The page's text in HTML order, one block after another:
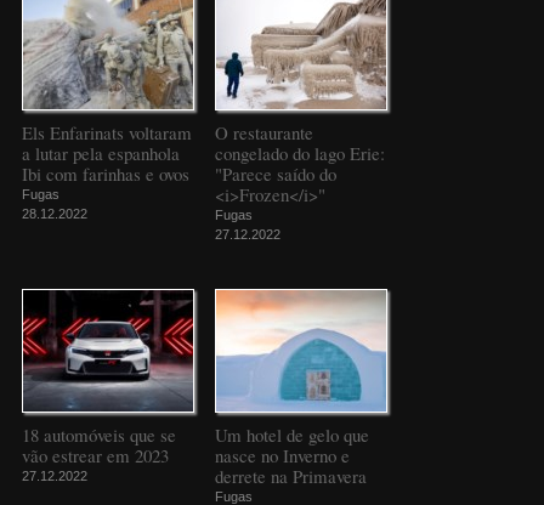
Els Enfarinats voltaram
a lutar pela espanhola
Ibi com farinhas e ovos
Fugas
28.12.2022
O restaurante
congelado do lago Erie:
"Parece saído do
<i>Frozen</i>"
Fugas
27.12.2022
18 automóveis que se
vão estrear em 2023
27.12.2022
Um hotel de gelo que
nasce no Inverno e
derrete na Primavera
Fugas